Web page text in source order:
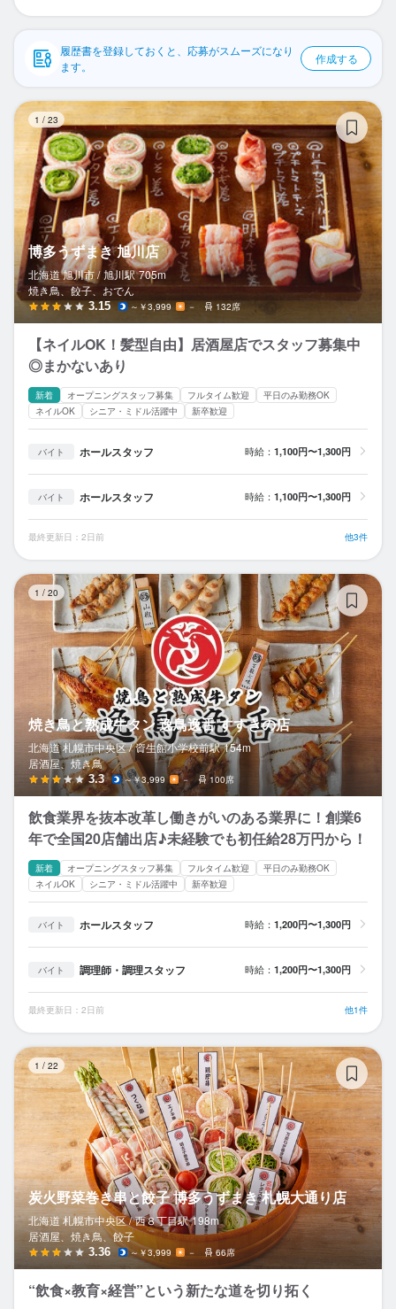
企業情報
履歴書を登録しておくと、応募がスムーズになり
ます。
作成する
1 / 23
博多うずまき 旭川店
北海道 旭川市 / 旭川駅 705m
焼き鳥、餃子、おでん
3.15 ～￥3,999 － 132席
【ネイルOK！髪型自由】居酒屋店でスタッフ募集中
◎まかないあり
新着 オープニングスタッフ募集 フルタイム歓迎
平日のみ勤務OK
ネイルOK
シニア・ミドル活躍中 新卒歓迎
バイト ホールスタッフ 時給： 1,100円〜1,300円
バイト ホールスタッフ 時給： 1,100円〜1,300円
最終更新日：2日前 他3件
1 / 20
焼き鳥と熟成牛タン 逸鳥逸舌 すすきの店
北海道 札幌市中央区 / 資生館小学校前駅 154m
居酒屋、焼き鳥
3.3 ～￥3,999 － 100席
飲食業界を抜本改革し働きがいのある業界に！創業6
年で全国20店舗出店♪未経験でも初任給28万円から！
新着 オープニングスタッフ募集 フルタイム歓迎
平日のみ勤務OK
ネイルOK
シニア・ミドル活躍中 新卒歓迎
バイト ホールスタッフ 時給： 1,200円〜1,300円
バイト 調理師・調理スタッフ 時給： 1,200円〜1,300円
最終更新日：2日前 他1件
1 / 22
炭火野菜巻き串と餃子 博多うずまき 札幌大通り店
北海道 札幌市中央区 / 西８丁目駅 198m
居酒屋、焼き鳥、餃子
3.36 ～￥3,999 － 66席
“飲食×教育×経営”という新たな道を切り拓く